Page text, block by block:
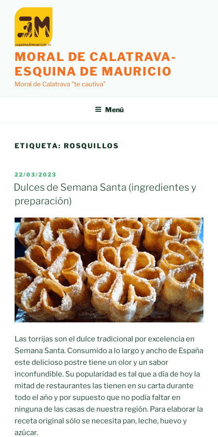
contenido
MORAL DE CALATRAVA-
ESQUINA DE MAURICIO
Moral de Calatrava "te cautiva"
Menú
ETIQUETA: ROSQUILLOS
PUBLICADO
EL
22/03/2023
Dulces de Semana Santa (ingredientes y
preparación)
Las torrijas son el dulce tradicional por excelencia en
Semana Santa. Consumido a lo largo y ancho de España
este delicioso postre tiene un olor y un sabor
inconfundible. Su popularidad es tal que a día de hoy la
mitad de restaurantes las tienen en su carta durante
todo el año y por supuesto que no podía faltar en
ninguna de las casas de nuestra región. Para elaborar la
receta original sólo se necesita pan, leche, huevo y
azúcar.